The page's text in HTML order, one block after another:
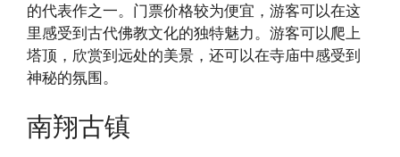
的代表作之一。门票价格较为便宜，游客可以在这
里感受到古代佛教文化的独特魅力。游客可以爬上
塔顶，欣赏到远处的美景，还可以在寺庙中感受到
神秘的氛围。
南翔古镇